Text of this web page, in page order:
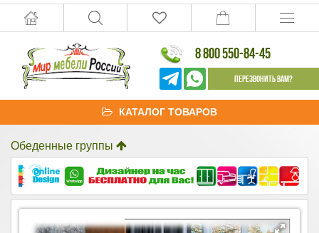
8 800 550-84-45
Перезвонить Вам?
КАТАЛОГ ТОВАРОВ
Обеденные группы